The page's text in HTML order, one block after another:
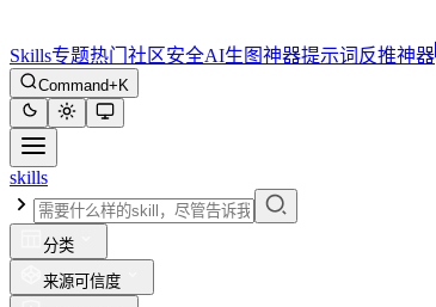
Skills专题热门 社区安全AI生图神器提示词反推神器
Command+K
skills
分类
来源可信度